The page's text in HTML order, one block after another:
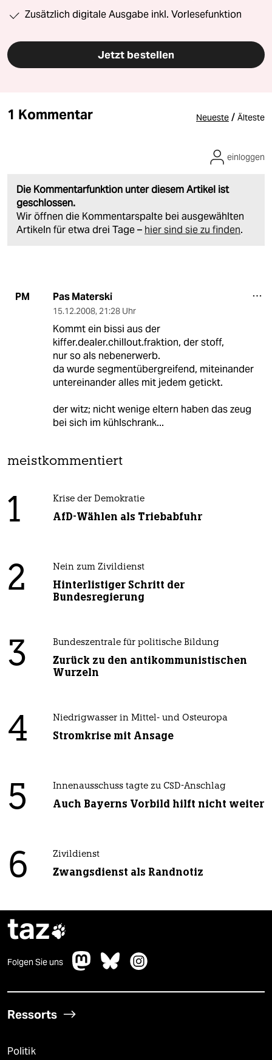
Zusätzlich digitale Ausgabe inkl. Vorlesefunktion
Jetzt bestellen
1 Kommentar Neueste / Älteste
Die Kommentarfunktion unter diesem Artikel ist
geschlossen.
Wir öffnen die Kommentarspalte bei ausgewählten
Artikeln für etwa drei Tage – hier sind sie zu finden.
einloggen
PM Pas Materski
15.12.2008, 21:28 Uhr
Kommt ein bissi aus der
kiffer.dealer.chillout.fraktion, der stoff,
nur so als nebenerwerb.
da wurde segmentübergreifend, miteinander
untereinander alles mit jedem getickt.
der witz; nicht wenige eltern haben das zeug
bei sich im kühlschrank...
meistkommentiert
1 Krise der Demokratie
AfD-Wählen als Triebabfuhr
2 Nein zum Zivildienst
Hinterlistiger Schritt der
Bundesregierung
3 Bundeszentrale für politische Bildung
Zurück zu den antikommunistischen
Wurzeln
4 Niedrigwasser in Mittel- und Osteuropa
Stromkrise mit Ansage
5 Innenausschuss tagte zu CSD-Anschlag
Auch Bayerns Vorbild hilft nicht weiter
6 Zivildienst
Zwangsdienst als Randnotiz
taz
Folgen Sie uns
Ressorts
Politik